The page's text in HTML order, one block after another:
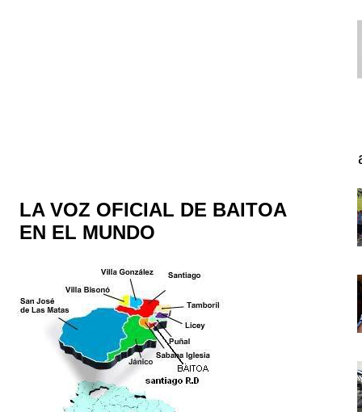
LA VOZ OFICIAL DE BAITOA
EN EL MUNDO